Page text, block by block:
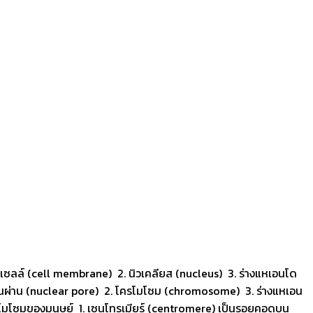
ล์ (cell membrane) 2. นิวเคลียส (nucleus) 3. ร่างแหเอนโด
น (nuclear pore) 2. โครโมโซม (chromosome) 3. ร่างแหเอน
ซมของมนุษย์ 1. เซนโทรเมียร์ (centromere) เป็นรอยคอดบน